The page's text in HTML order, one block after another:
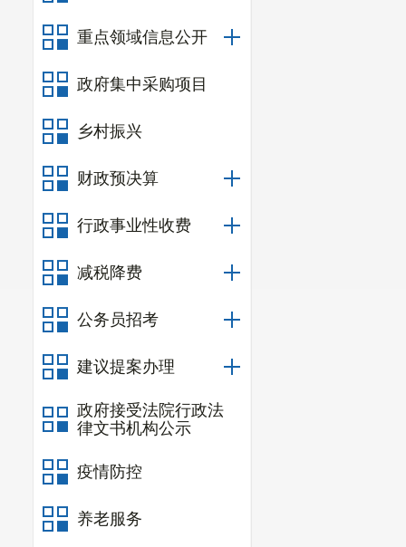
重点领域信息公开
政府集中采购项目
乡村振兴
财政预决算
行政事业性收费
减税降费
公务员招考
建议提案办理
政府接受法院行政法
律文书机构公示
疫情防控
养老服务